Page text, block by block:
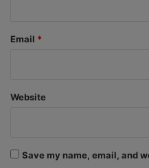
Email *
Website
Save my name, email, and